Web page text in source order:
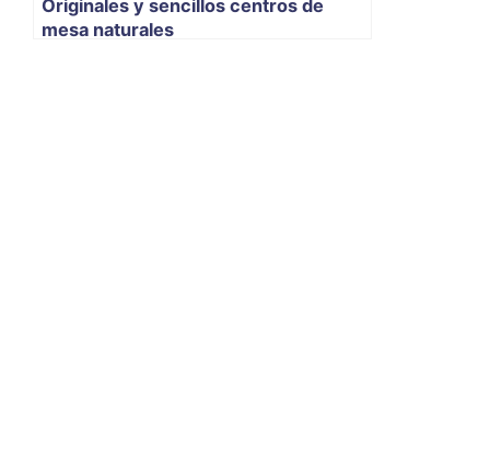
Originales y sencillos centros de
mesa naturales